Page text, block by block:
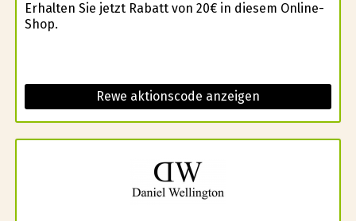
Erhalten Sie jetzt Rabatt von 20€ in diesem Online-
Shop.
Rewe aktionscode anzeigen